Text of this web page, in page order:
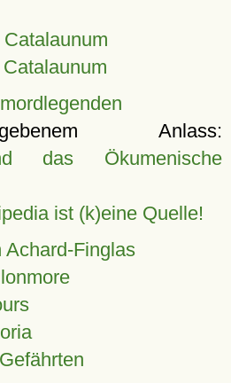
Anlass:
das Ökumenische
ist (k)eine Quelle!
Achard-Finglas